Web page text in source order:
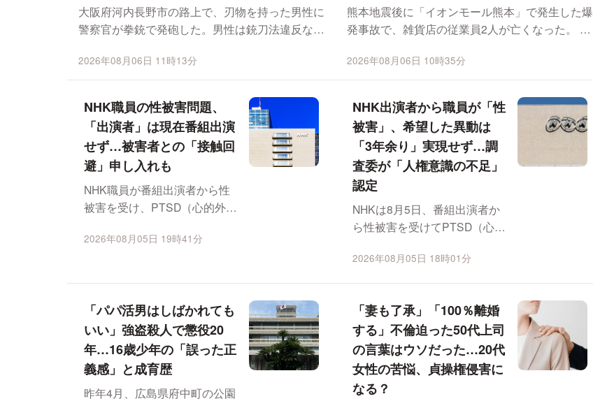
大阪府河内長野市の路上で、刃物を持った男性に
警察官が拳銃で発砲した。男性は銃刀法違反など
2026年08月06日 11時13分
熊本地震後に「イオンモール熊本」で発生した爆
発事故で、雑貨店の従業員2人が亡くなった。 熊
2026年08月06日 10時35分
NHK職員の性被害問題、
「出演者」は現在番組出演
せず…被害者との「接触回
避」申し入れも
NHK職員が番組出演者から性
被害を受け、PTSD（心的外傷
た問題で、NHK...
2026年08月05日 19時41分
NHK出演者から職員が「性
被害」、希望した異動は
「3年余り」実現せず…調
査委が「人権意識の不足」
認定
NHKは8月5日、番組出演者か
ら性被害を受けてPTSD（心的
された職員が、...
2026年08月05日 18時01分
「パパ活男はしばかれても
いい」強盗殺人で懲役20
年…16歳少年の「誤った正
義感」と成育歴
昨年4月、広島県府中町の公園
「妻も了承」「100％離婚
する」不倫迫った50代上司
の言葉はウソだった…20代
女性の苦悩、貞操権侵害に
なる？